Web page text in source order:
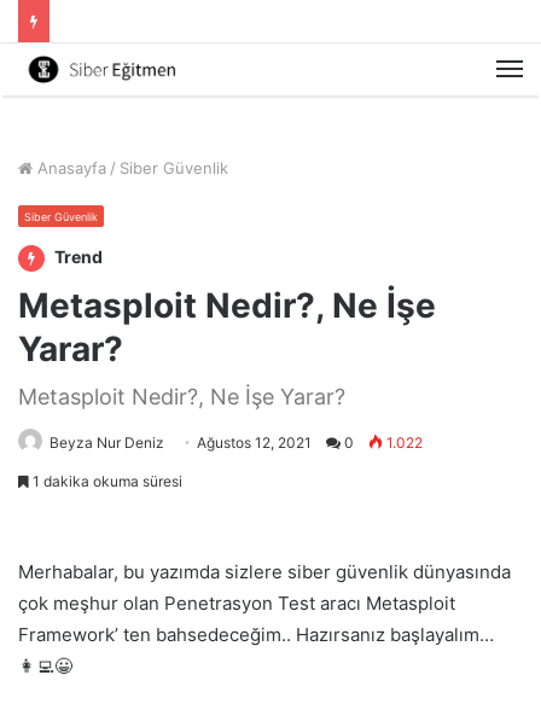
Anasayfa / Siber Güvenlik
Siber Güvenlik
Trend
Metasploit Nedir?, Ne İşe
Yarar?
Metasploit Nedir?, Ne İşe Yarar?
Beyza Nur Deniz Ağustos 12, 2021 0 1.022
1 dakika okuma süresi
Merhabalar, bu yazımda sizlere siber güvenlik dünyasında
çok meşhur olan Penetrasyon Test aracı Metasploit
Framework’ ten bahsedeceğim.. Hazırsanız başlayalım…
👩‍💻😀